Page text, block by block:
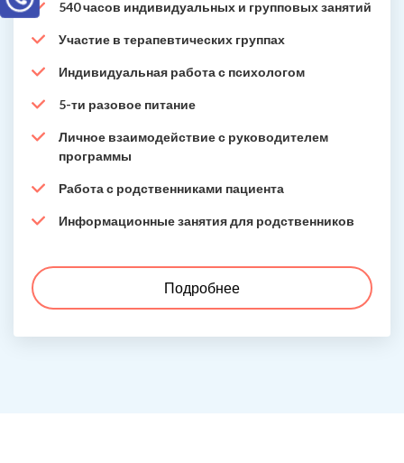
540 часов индивидуальных и групповых занятий
Участие в терапевтических группах
Индивидуальная работа с психологом
5-ти разовое питание
Личное взаимодействие с руководителем
программы
Работа с родственниками пациента
Информационные занятия для родственников
Подробнее